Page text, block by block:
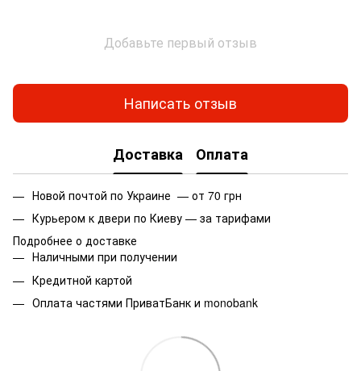
Добавьте первый отзыв
Написать отзыв
Доставка Оплата
Новой почтой по Украине — от 70 грн
Курьером к двери по Киеву — за тарифами
Подробнее о доставке
Наличными при получении
Кредитной картой
Оплата частями ПриватБанк и monobank